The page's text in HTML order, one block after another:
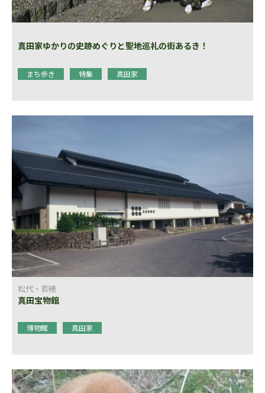
真田家ゆかりの史跡めぐりと聖地巡礼の街あるき！
まち歩き 特集 真田家
松代・若穂
真田宝物館
博物館 真田家